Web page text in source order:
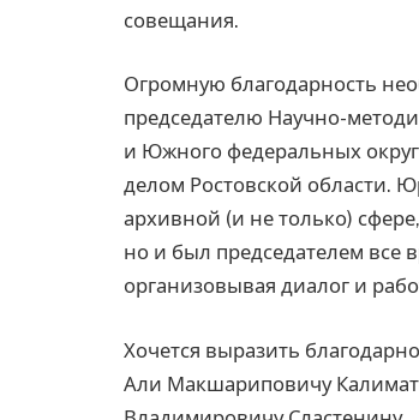
совещания.
Огромную благодарность
председателю Научно-
и Южного федеральных
делом Ростовской области.
архивной (и не только)
но и был председателем все
организовывая диалог и
Хочется выразить
Али Макшариповичу